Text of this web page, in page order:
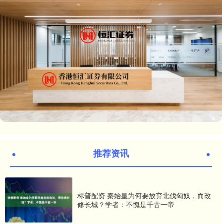
推荐资讯
标普配资 秦始皇为何要放弃北伐匈奴，而改
修长城？学者：不愧是千古一帝